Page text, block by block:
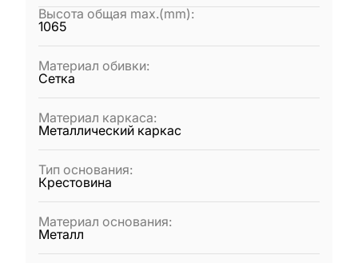
Высота общая max.(mm):
1065
Материал обивки:
Сетка
Материал каркаса:
Металлический каркас
Тип основания:
Крестовина
Материал основания:
Металл